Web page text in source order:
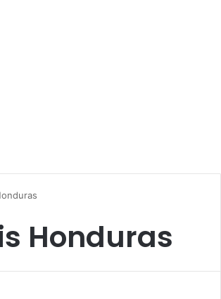
Honduras